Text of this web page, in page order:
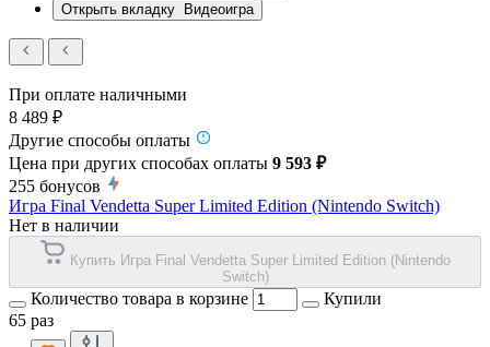
Открыть вкладку
Видеоигра
При оплате наличными
8 489 ₽
Другие способы оплаты
Цена при других способах оплаты 9 593 ₽
255 бонусов
Игра Final Vendetta Super Limited Edition (Nintendo Switch)
Нет в наличии
Купить Игра Final Vendetta Super Limited Edition (Nintendo
Switch)
Количество товара в корзине
Купили
65 раз